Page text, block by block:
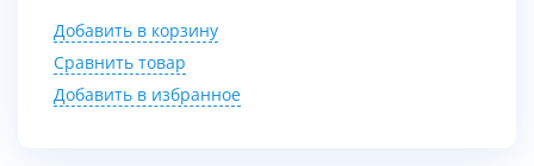
Добавить в корзину
Сравнить товар
Добавить в избранное